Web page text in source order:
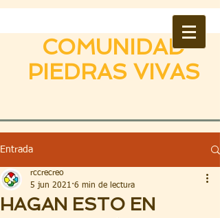
COMUNIDAD
PIEDRAS VIVAS
Entrada
HAGAN ESTO EN
rccrecreo
5 jun 2021 6 min de lectura